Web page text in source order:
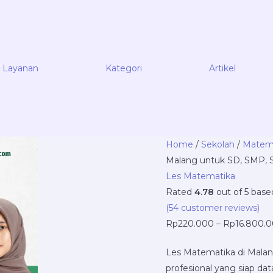
Layanan Kategori Artikel
Home / Sekolah /
Malang untuk SD, SMP,
Les Matematika
Rated 4.78 out of 5
(54 customer reviews)
Rp220.000 – Rp
Les Matematika di
profesional yang siap
Cari
Les
Matematika
di
Malang
untuk
SMP,
SMA?